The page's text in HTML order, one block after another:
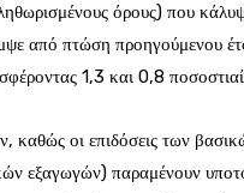
όρους) που
από πτώση προηγούμενου
1,3 και 0,8
καθώς οι επιδόσεις των
εξαγωγών) παραμένουν